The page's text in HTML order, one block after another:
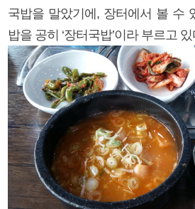
국밥을 말았기에, 장터에서 볼 수
밥을 공히 ‘장터국밥’이라 부르고